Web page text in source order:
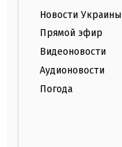
Новости Украины
Прямой эфир
Видеоновости
Аудионовости
Погода